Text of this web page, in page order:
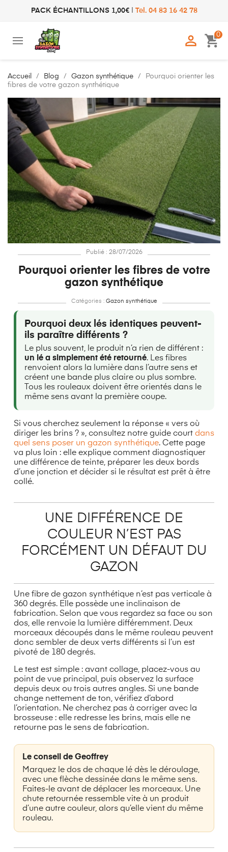
PACK ÉCHANTILLONS 1,00€| Tel. 04 83 16 42 78
 shopping_cart
0
Accueil Blog Gazon synthétique
Pourquoi orienter les
fibres de votre gazon synthétique
Publié : 28/07/2026
Pourquoi orienter les fibres de votre
gazon synthétique
Catégories : Gazon synthétique
Pourquoi deux lés identiques peuvent-
ils paraître différents ?
Le plus souvent, le produit n’a rien de différent :
un lé a simplement été retourné. Les fibres
renvoient alors la lumière dans l’autre sens et
créent une bande plus claire ou plus sombre.
Tous les rouleaux doivent être orientés dans le
même sens avant la première coupe.
Si vous cherchez seulement la réponse « vers où
diriger les brins ? », consultez notre guide court dans
quel sens poser un gazon synthétique. Cette page
va plus loin : elle explique comment diagnostiquer
une différence de teinte, préparer les deux bords
d’une jonction et décider si le résultat est prêt à être
collé.
UNE DIFFÉRENCE DE
COULEUR N’EST PAS
FORCÉMENT UN DÉFAUT DU
GAZON
Une fibre de gazon synthétique n’est pas verticale à
360 degrés. Elle possède une inclinaison de
fabrication. Selon que vous regardez sa face ou son
dos, elle renvoie la lumière différemment. Deux
morceaux découpés dans le même rouleau peuvent
donc sembler de deux verts différents si l’un est
pivoté de 180 degrés.
Le test est simple : avant collage, placez-vous au
point de vue principal, puis observez la surface
depuis deux ou trois autres angles. Si une bande
change nettement de ton, vérifiez d’abord
l’orientation. Ne cherchez pas à corriger avec la
brosseuse : elle redresse les brins, mais elle ne
retourne pas le sens de fabrication.
Le conseil de Geoffrey
Marquez le dos de chaque lé dès le déroulage,
avec une flèche dessinée dans le même sens.
Faites-le avant de déplacer les morceaux. Une
chute retournée ressemble vite à un produit
d’une autre couleur, alors qu’elle vient du même
rouleau.